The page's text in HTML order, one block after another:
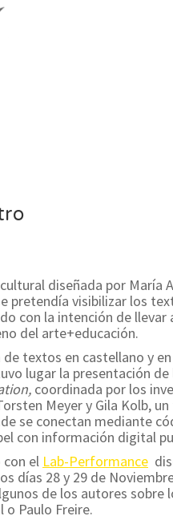
diseñada por María
pretendía visibilizar los
con la intención de llevar
del arte+educación.
textos en castellano y
lugar la presentación
coordinada por los
Meyer y Gila Kolb,
se conectan mediante
con información digital
con el Lab-Performance
días 28 y 29 de
de los autores sobre
o Paulo Freire.